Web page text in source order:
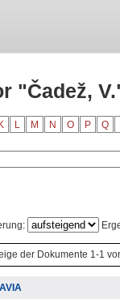
"Čadež,
K L M N O P Q
der Dokumente 1-1